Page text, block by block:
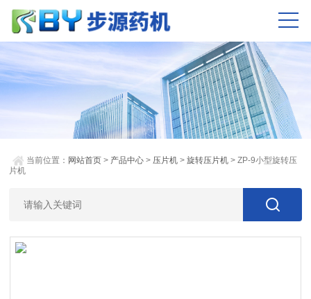
当前位置： 网站首页 > 产品中心 > 压片机 >旋转压片机 > ZP-9小型旋转压
片机